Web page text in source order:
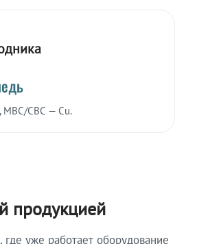
МВС/СВС — Cu.
продукцией
уже работает оборудование